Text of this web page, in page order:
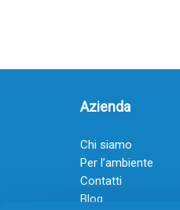
Azienda
Chi siamo
Per l’ambiente
Contatti
Blog